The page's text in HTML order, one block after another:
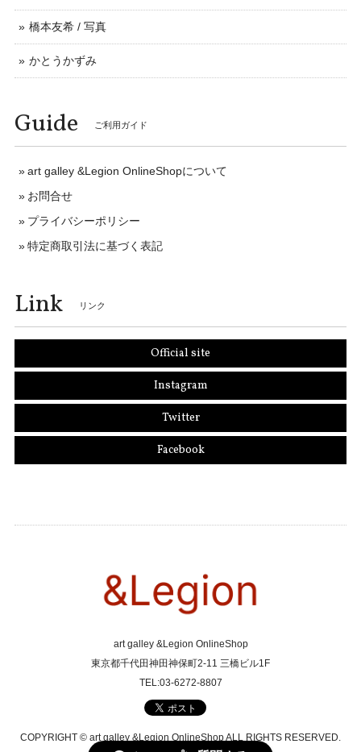
橋本友希 / 写真
かとうかずみ
Guide ご利用ガイド
art galley &Legion OnlineShopについて
お問合せ
プライバシーポリシー
特定商取引法に基づく表記
Link リンク
Official site
Instagram
Twitter
Facebook
art galley &Legion OnlineShop
東京都千代田神田神保町2-11 三橋ビル1F
TEL:03-6272-8807
COPYRIGHT © art galley &Legion OnlineShop ALL RIGHTS RESERVED.